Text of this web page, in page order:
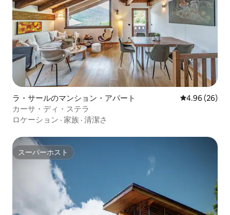
ラ・サールのマンション・アパート レビュー26
4.96 (26)
カーサ・ディ・ステラ
ロケーション · 家族 · 清潔さ
スーパーホスト
スーパーホスト